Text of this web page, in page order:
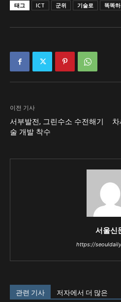
태그 ICT 군위 기술로 똑똑
이전 기사
서부발전, 그린수소 수전해기
술 개발 착수
서울신
https://
관련 기사 저자에서 더 많은